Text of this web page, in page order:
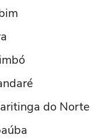
do Norte